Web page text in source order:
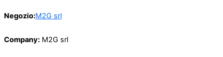
Negozio:M2G srl
Company: M2G srl